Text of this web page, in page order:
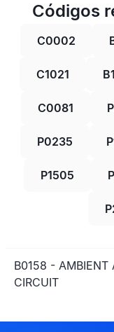
Códigos
C0002
C1021
C0081
P0235
P1505
B0158 - AMBIENT
CIRCUIT